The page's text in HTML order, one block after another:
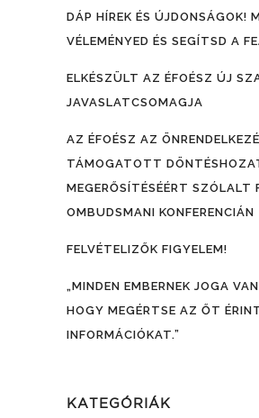
DÁP HÍREK ÉS ÚJDONSÁGOK!
VÉLEMÉNYED ÉS SEGÍTSD A
ELKÉSZÜLT AZ ÉFOÉSZ ÚJ
JAVASLATCSOMAGJA
AZ ÉFOÉSZ AZ
TÁMOGATOTT
MEGERŐSÍTÉSÉÉRT SZÓLALT
OMBUDSMANI KONFERENCIÁN
FELVÉTELIZŐK FIGYELEM!
„MINDEN EMBERNEK JOGA
HOGY MEGÉRTSE AZ ŐT
INFORMÁCIÓKAT.”
KATEGÓRIÁK